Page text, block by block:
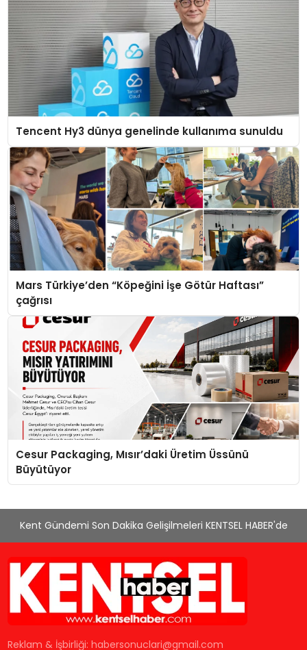
Tencent Hy3 dünya genelinde kullanıma sunuldu
Mars Türkiye’den “Köpeğini İşe Götür Haftası”
çağrısı
Cesur Packaging, Mısır’daki Üretim Üssünü
Büyütüyor
Kent Gündemi Son Dakika Gelişilmeleri KENTSEL HABER'de
Reklam & İşbirliği:habersonuclari@gmail.com